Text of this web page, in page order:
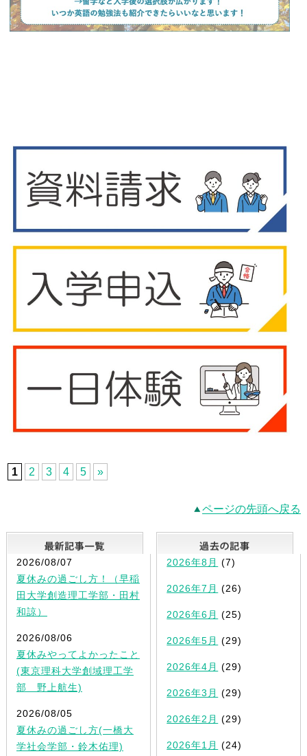
1 2 3 4 5 »
ページの先頭へ戻る
最新記事一覧
2026/08/07
夏休みの過ごし方！（早稲
田大学創造理工学部・田村
和諒）
2026/08/06
夏休みやってよかったこと
(東京理科大学創域理工学
部 野上航生)
2026/08/05
夏休みの過ごし方(一橋大
学社会学部・鈴木佑理)
2026年8月 (7)
2026年7月 (26)
2026年6月 (25)
2026年5月 (29)
2026年4月 (29)
2026年3月 (29)
2026年2月 (29)
2026年1月 (24)